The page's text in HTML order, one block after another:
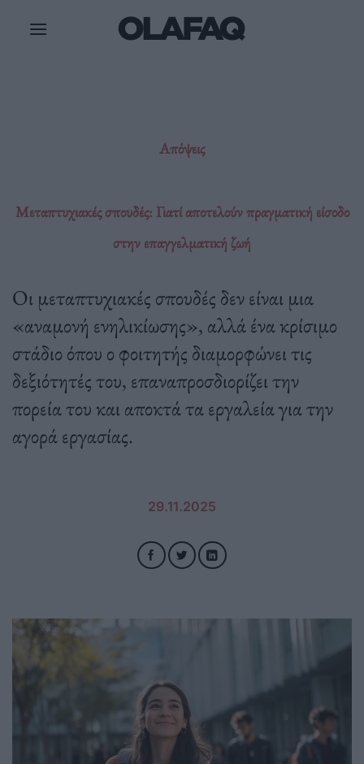
Απόψεις
Μεταπτυχιακές σπουδές: Γιατί αποτελούν πραγματική είσοδο
στην επαγγελματική ζωή
Οι μεταπτυχιακές σπουδές δεν είναι μια
«αναμονή ενηλικίωσης», αλλά ένα κρίσιμο
στάδιο όπου ο φοιτητής διαμορφώνει τις
δεξιότητές του, επαναπροσδιορίζει την
πορεία του και αποκτά τα εργαλεία για την
αγορά εργασίας.
29.11.2025